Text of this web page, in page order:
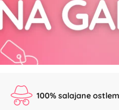
100% salajane